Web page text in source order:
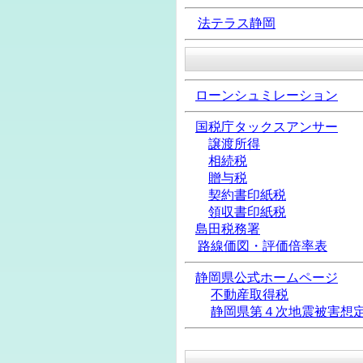
法テラス静岡
ローンシュミレーション
国税庁タックスアンサー
譲渡所得
相続税
贈与税
契約書印紙税
領収書印紙税
島田税務署
路線価図・評価倍率表
静岡県公式ホームページ
不動産取得税
静岡県第４次地震被害想